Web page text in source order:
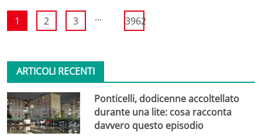
1 2 3 ... 3962
ARTICOLI RECENTI
Ponticelli, dodicenne accoltellato
durante una lite: cosa racconta
davvero questo episodio